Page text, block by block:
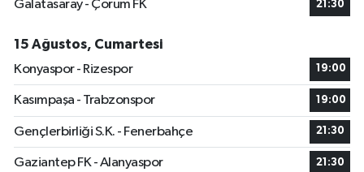
Galatasaray - Çorum FK
21:30
15 Ağustos, Cumartesi
Konyaspor - Rizespor
19:00
Kasımpaşa - Trabzonspor 19:00
Gençlerbirliği S.K. - Fenerbahçe 21:30
Gaziantep FK - Alanyaspor 21:30